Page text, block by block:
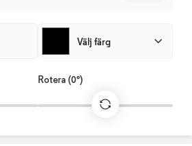
Välj färg
Rotera (0°)